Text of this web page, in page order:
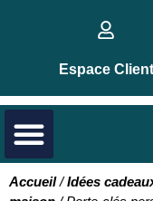
Espace Client
Accueil/Idées